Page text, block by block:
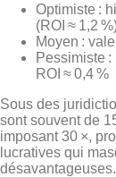
Optimiste :
(ROI ≈ 1,2
Moyen :
Pessimiste
ROI ≈ 0,4 %
Sous des
sont souvent de
imposant 30 ×,
lucratives qui
désavantageuses.